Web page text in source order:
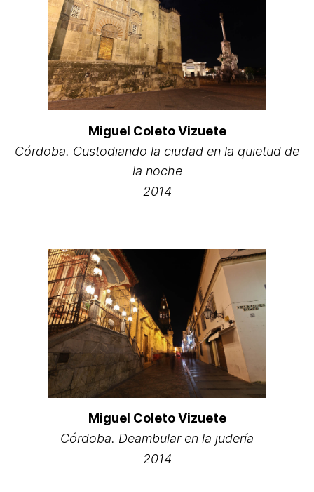
Miguel Coleto Vizuete
Córdoba. Custodiando la ciudad en la quietud de
la noche
2014
Miguel Coleto Vizuete
Córdoba. Deambular en la judería
2014